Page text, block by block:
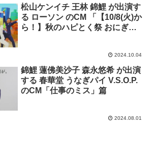
松山ケンイチ 王林 錦鯉 が出演す
る ローソン のCM 「【10/8(火)か
ら！】秋のハピとく祭 おにぎ
2024.10.04
錦鯉 蓮佛美沙子 森永悠希 が出演
する 春華堂 うなぎパイ V.S.O.P.
のCM「仕事のミス」篇
2024.08.01